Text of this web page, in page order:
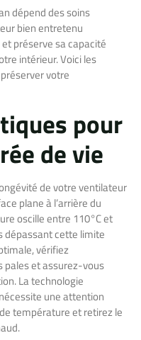
dépend des soins
bien entretenu
préserve sa capacité
intérieur. Voici les
votre
pour
de vie
de votre ventilateur
plane à l’arrière du
oscille entre 110°C et
dépassant cette limite
vérifiez
pales et assurez-vous
La technologie
une attention
température et retirez le